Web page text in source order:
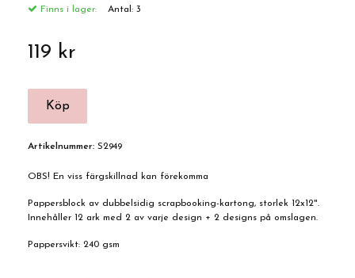
Finns i lager: Antal: 3
119 kr
Artikelnummer: S2949
OBS! En viss färgskillnad kan förekomma
Pappersblock av dubbelsidig scrapbooking-kartong, storlek 12x12".
Innehåller 12 ark med 2 av varje design + 2 designs på omslagen.
Pappersvikt: 240 gsm